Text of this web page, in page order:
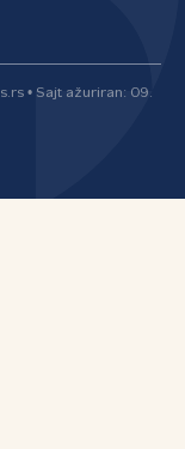
• Sajt ažuriran: 09.